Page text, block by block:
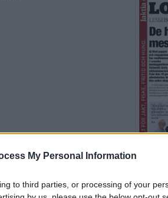
My Personal Information
to third parties, or processing of your